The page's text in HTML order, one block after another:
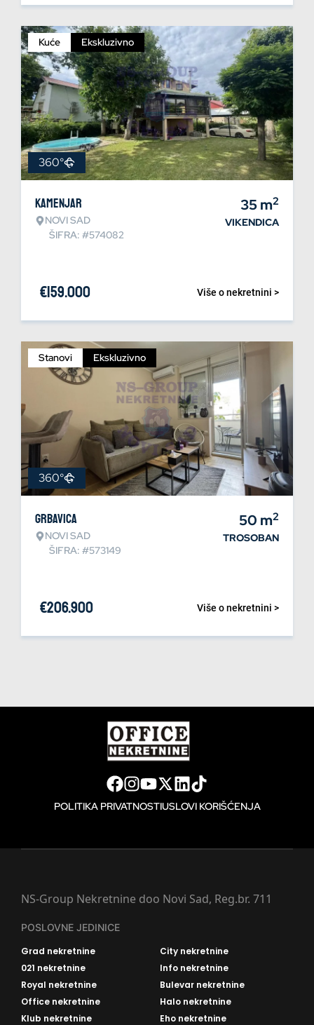
Kuće Ekskluzivno
360°
Kamenjar
NOVI SAD
ŠIFRA: #574082
35m2
VIKENDICA
Više o nekretnini >
€159.000
Stanovi Ekskluzivno
360°
Grbavica
NOVI SAD
ŠIFRA: #573149
50 m2
TROSOBAN
Više o nekretnini >
€206.900
POLITIKA PRIVATNOSTIUSLOVI KORIŠĆENJA
NS-Group Nekretnine doo Novi Sad, Reg.br. 711
POSLOVNE JEDINICE
Grad nekretnine
City nekretnine
021 nekretnine
Info nekretnine
Royal nekretnine
Bulevar nekretnine
Office nekretnine
Halo nekretnine
Klub nekretnine
Eho nekretnine